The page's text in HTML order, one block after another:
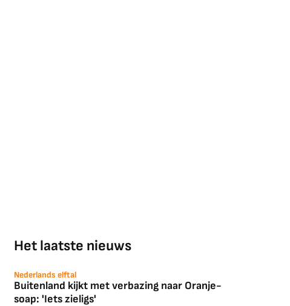
Het laatste nieuws
Nederlands elftal
Buitenland kijkt met verbazing naar Oranje-
soap: 'Iets zieligs'